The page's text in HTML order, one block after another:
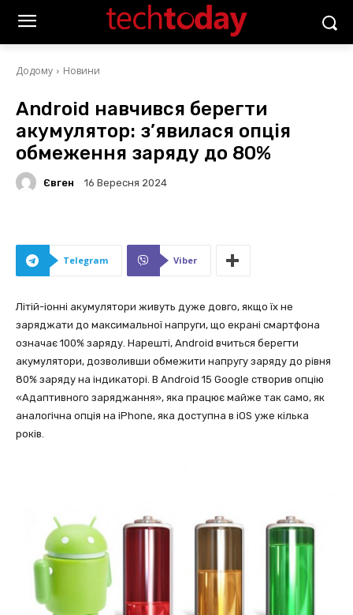
Додому Новини
Android навчився берегти
акумулятор: з’явилася опція
обмеження заряду до 80%
Євген 16 Вересня 2024
Telegram Viber
Літій-іонні акумулятори живуть дуже довго, якщо їх не
заряджати до максимальної напруги, що екрані смартфона
означає 100% заряду. Нарешті, Android вчиться берегти
акумулятори, дозволивши обмежити напругу заряду до рівня
80% заряду на індикаторі. В Android 15 Google створив опцію
«Адаптивного заряджання», яка працює майже так само, як
аналогічна опція на iPhone, яка доступна в iOS уже кілька
років.